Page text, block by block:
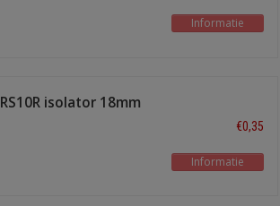
Informatie
RS10R isolator 18mm
€0,35
Informatie